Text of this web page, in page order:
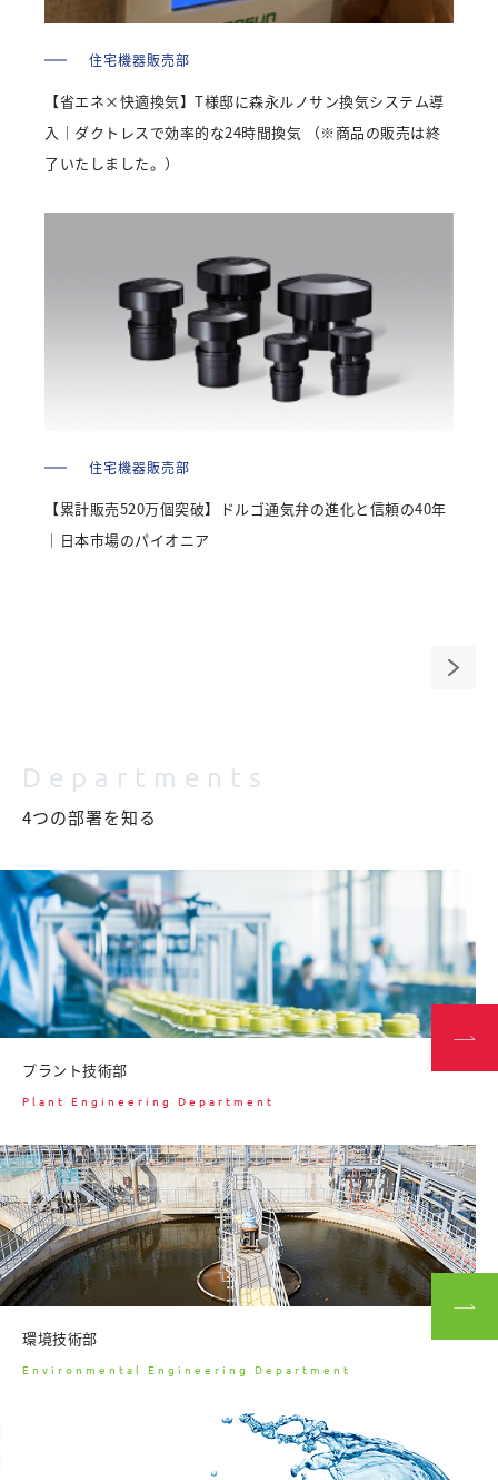
住宅機器販売部
【省エネ×快適換気】T様邸に森永ルノサン換気システム導
入｜ダクトレスで効率的な24時間換気 （※商品の販売は終
了いたしました。）
住宅機器販売部
【累計販売520万個突破】ドルゴ通気弁の進化と信頼の40年
｜日本市場のパイオニア
Departments
4つの部署を知る
プラント技術部
Plant Engineering Department
環境技術部
Environmental Engineering Department